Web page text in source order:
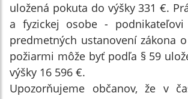
uložená pokuta do výšky 331 €.
a fyzickej osobe -
predmetných ustanovení zákona
požiarmi môže byť podľa § 59
výšky 16 596 €.
Upozorňujeme občanov, že v